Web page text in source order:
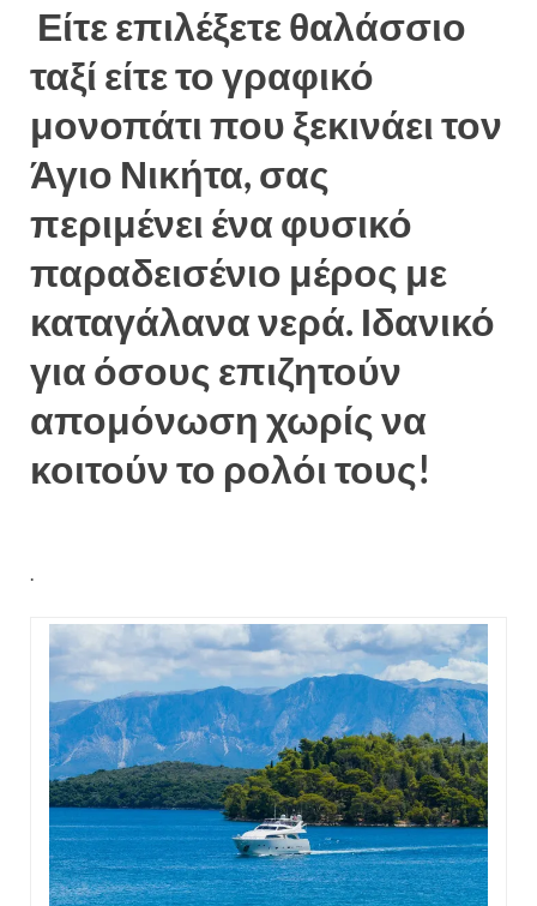
Είτε επιλέξετε θαλάσσιο
ταξί είτε το γραφικό
μονοπάτι που ξεκινάει τον
Άγιο Νικήτα, σας
περιμένει ένα φυσικό
παραδεισένιο μέρος με
καταγάλανα νερά. Ιδανικό
για όσους επιζητούν
απομόνωση χωρίς να
κοιτούν το ρολόι τους!